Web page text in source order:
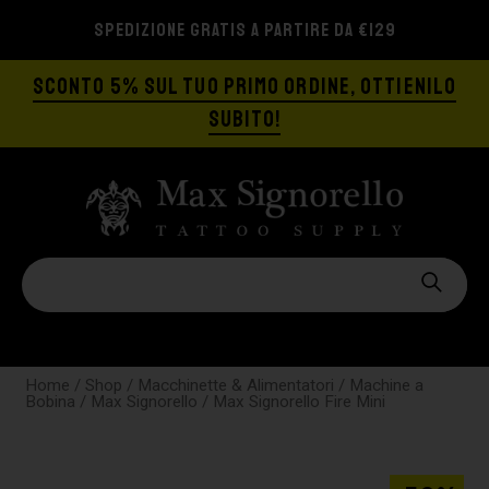
SPEDIZIONE GRATIS A PARTIRE DA €129
SCONTO 5% SUL TUO PRIMO ORDINE, OTTIENILO
SUBITO!
Home / Shop / Macchinette & Alimentatori / Machine a
Bobina / Max Signorello / Max Signorello Fire Mini